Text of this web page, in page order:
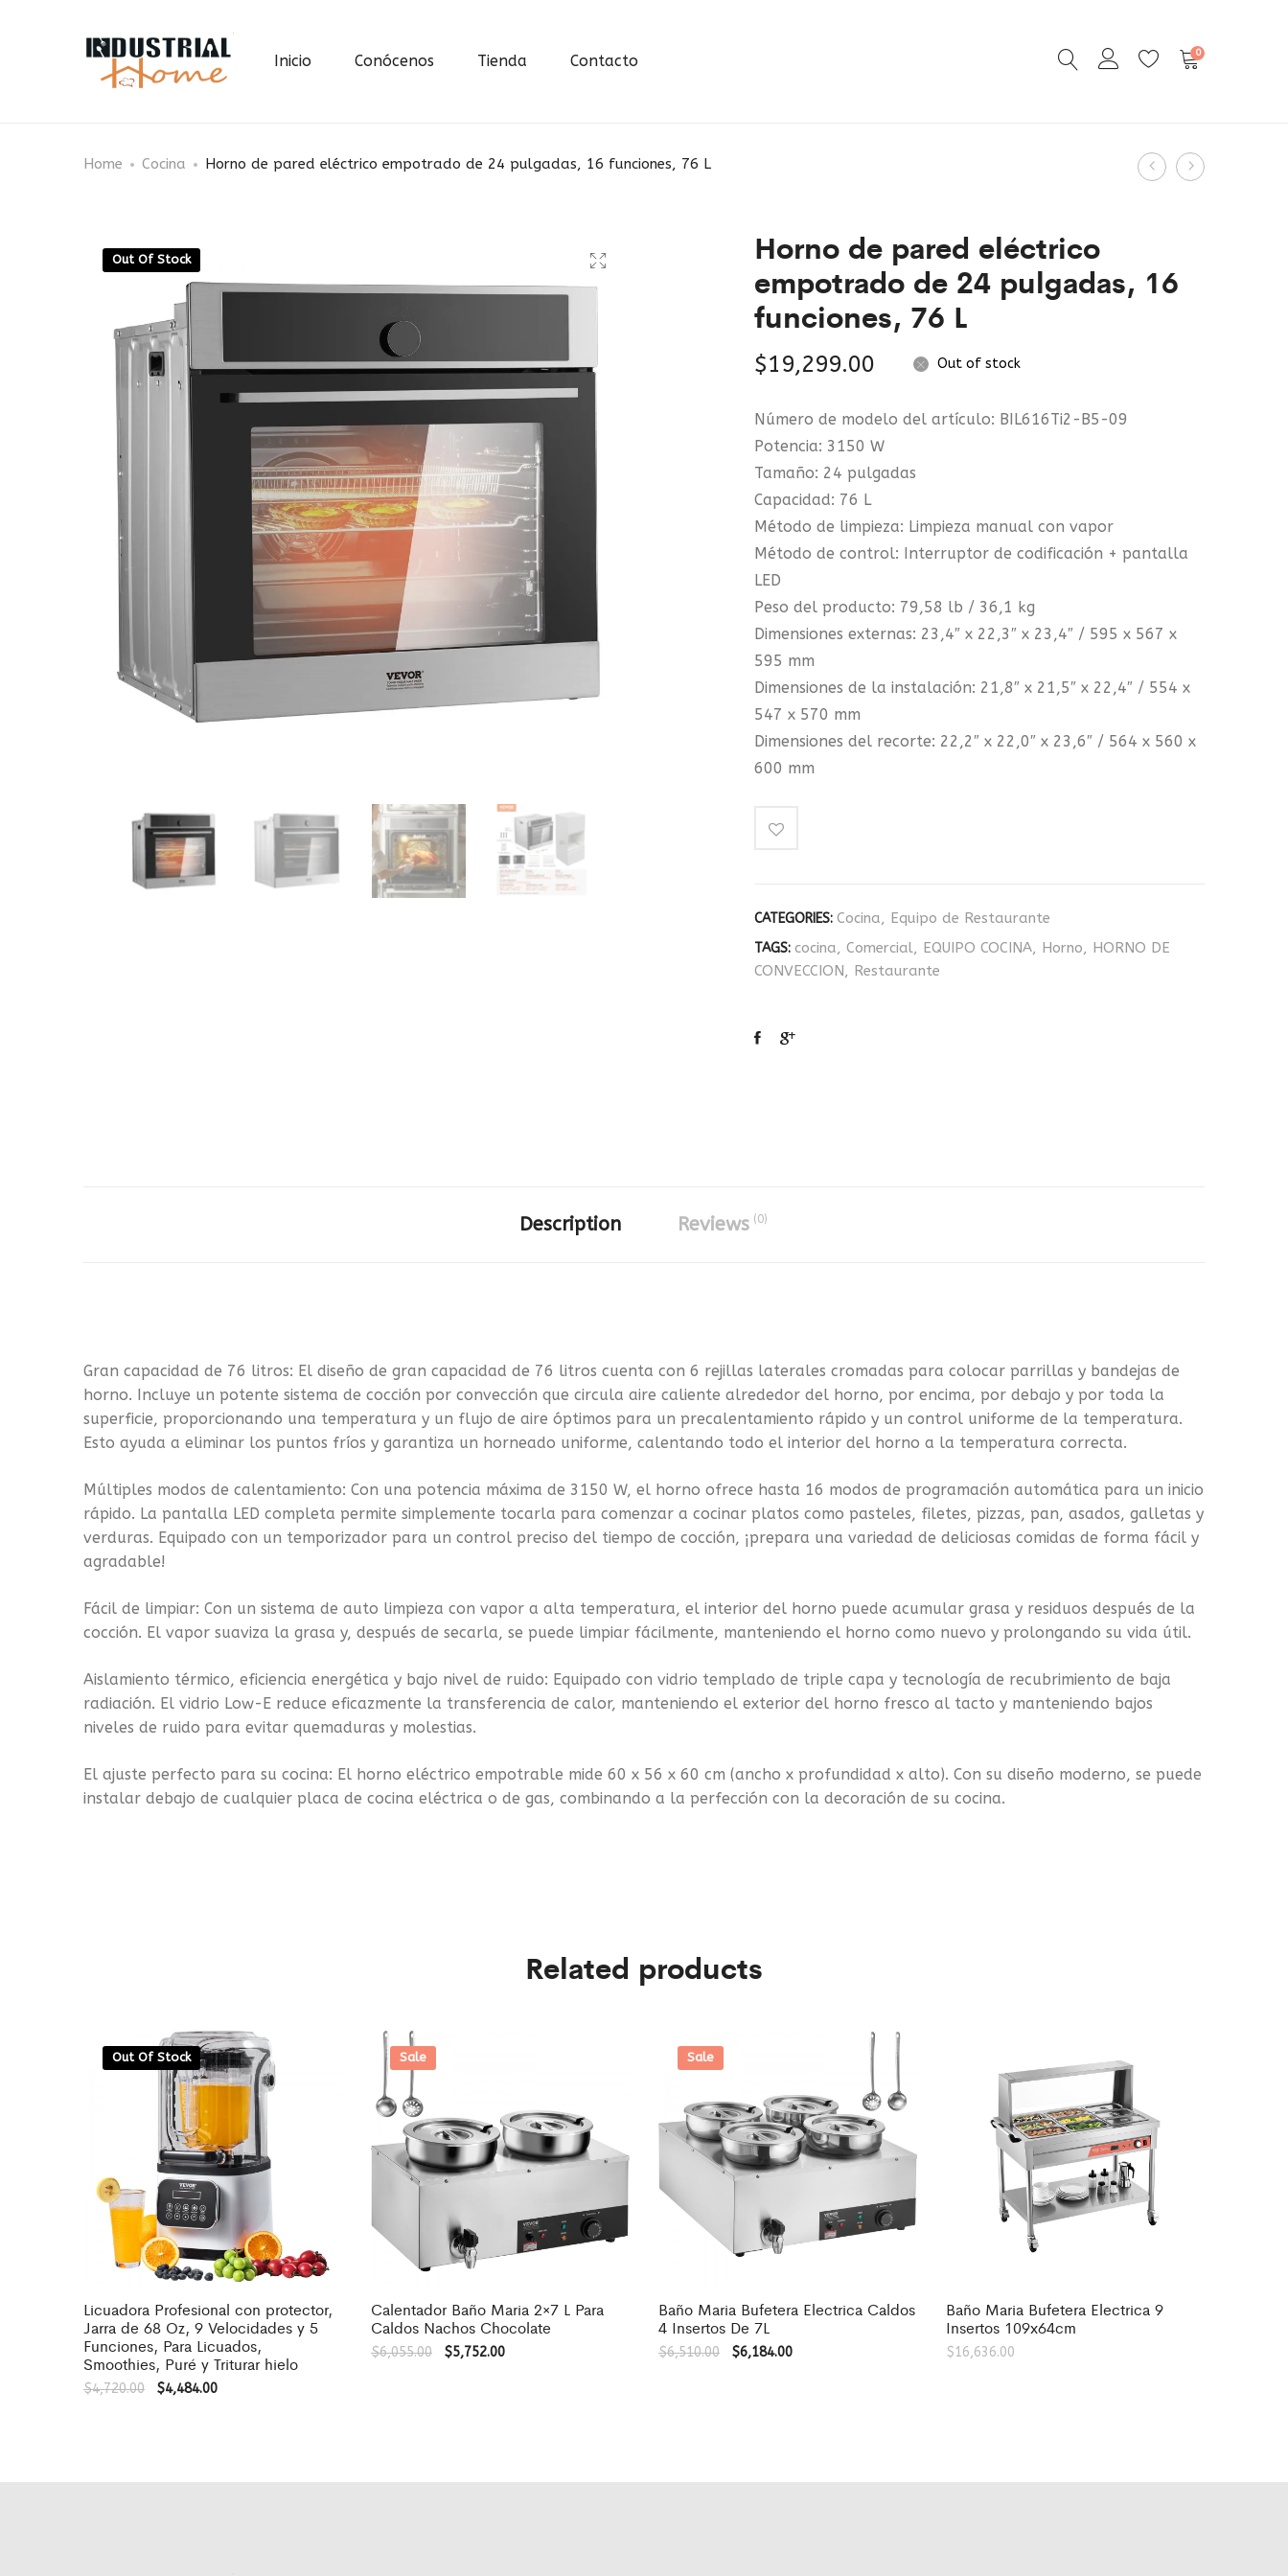
Inicio Conócenos Tienda Contacto 0
Home Cocina Horno de pared eléctrico empotrado de 24 pulgadas, 16 funciones, 76 L
Product
Horno
de
Freidora
Out Of Stock
Horno de pared eléctrico
empotrado de 24 pulgadas, 16
funciones, 76 L
$19,299.00 Out of stock
Número de modelo del artículo: BIL616Ti2-B5-09
Potencia: 3150 W
Tamaño: 24 pulgadas
Capacidad: 76 L
Método de limpieza: Limpieza manual con vapor
Método de control: Interruptor de codificación + pantalla
LED
Peso del producto: 79,58 lb / 36,1 kg
Dimensiones externas: 23,4″ x 22,3″ x 23,4″ / 595 x 567 x
595 mm
Dimensiones de la instalación: 21,8″ x 21,5″ x 22,4″ / 554 x
547 x 570 mm
Dimensiones del recorte: 22,2″ x 22,0″ x 23,6″ / 564 x 560 x
600 mm
CATEGORIES: Cocina, Equipo de Restaurante
TAGS: cocina, Comercial, EQUIPO COCINA, Horno, HORNO DE
CONVECCION, Restaurante
Description Reviews(0)
Gran capacidad de 76 litros: El diseño de gran capacidad de 76 litros cuenta con 6 rejillas laterales cromadas para colocar parrillas y bandejas de
horno. Incluye un potente sistema de cocción por convección que circula aire caliente alrededor del horno, por encima, por debajo y por toda la
superficie, proporcionando una temperatura y un flujo de aire óptimos para un precalentamiento rápido y un control uniforme de la temperatura.
Esto ayuda a eliminar los puntos fríos y garantiza un horneado uniforme, calentando todo el interior del horno a la temperatura correcta.
Múltiples modos de calentamiento: Con una potencia máxima de 3150 W, el horno ofrece hasta 16 modos de programación automática para un inicio
rápido. La pantalla LED completa permite simplemente tocarla para comenzar a cocinar platos como pasteles, filetes, pizzas, pan, asados, galletas y
verduras. Equipado con un temporizador para un control preciso del tiempo de cocción, ¡prepara una variedad de deliciosas comidas de forma fácil y
agradable!
Fácil de limpiar: Con un sistema de auto limpieza con vapor a alta temperatura, el interior del horno puede acumular grasa y residuos después de la
cocción. El vapor suaviza la grasa y, después de secarla, se puede limpiar fácilmente, manteniendo el horno como nuevo y prolongando su vida útil.
Aislamiento térmico, eficiencia energética y bajo nivel de ruido: Equipado con vidrio templado de triple capa y tecnología de recubrimiento de baja
radiación. El vidrio Low-E reduce eficazmente la transferencia de calor, manteniendo el exterior del horno fresco al tacto y manteniendo bajos
niveles de ruido para evitar quemaduras y molestias.
El ajuste perfecto para su cocina: El horno eléctrico empotrable mide 60 x 56 x 60 cm (ancho x profundidad x alto). Con su diseño moderno, se puede
instalar debajo de cualquier placa de cocina eléctrica o de gas, combinando a la perfección con la decoración de su cocina.
Related products
Out Of Stock
Licuadora Profesional con protector,
Jarra de 68 Oz, 9 Velocidades y 5
Funciones, Para Licuados,
Smoothies, Puré y Triturar hielo
$4,720.00 $4,484.00
Sale
Calentador Baño Maria 2×7 L Para
Caldos Nachos Chocolate
$6,055.00 $5,752.00
Sale
Baño Maria Bufetera Electrica Caldos
4 Insertos De 7L
$6,510.00 $6,184.00
Baño Maria Bufetera Electrica 9
Insertos 109x64cm
$16,636.00